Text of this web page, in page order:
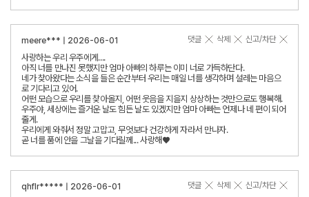
meere*** | 2026-06-01 신고/차단
삭제
댓글
사랑하는 우리 우주에게....
아직 너를 만나진 못했지만 엄마 아빠의 하루는 이미 너로 가득하단다.
네가 찾아왔다는 소식을 들은 순간부터 우리는 매일 너를 생각하며 설레는 마음으
로 기다리고 있어.
어떤 모습으로 우리를 찾아올지, 어떤 웃음을 지을지 상상하는 것만으로도 행복해.
우주야, 세상에는 즐거운 날도 힘든 날도 있겠지만 엄마 아빠는 언제나 네 편이 되어
줄게.
우리에게 와줘서 정말 고맙고, 무엇보다 건강하게 자라서 만나자.
곧 너를 품에 안을 그날을 기다릴께... 사랑해♥
qhflr***** | 2026-06-01 신고/차단
삭제
댓글